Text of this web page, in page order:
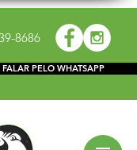
8686
PELO WHATSAPP